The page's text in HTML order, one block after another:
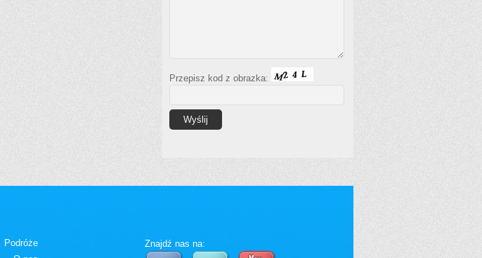
Przepisz kod z obrazka:
Podróże
Znajdź nas na: